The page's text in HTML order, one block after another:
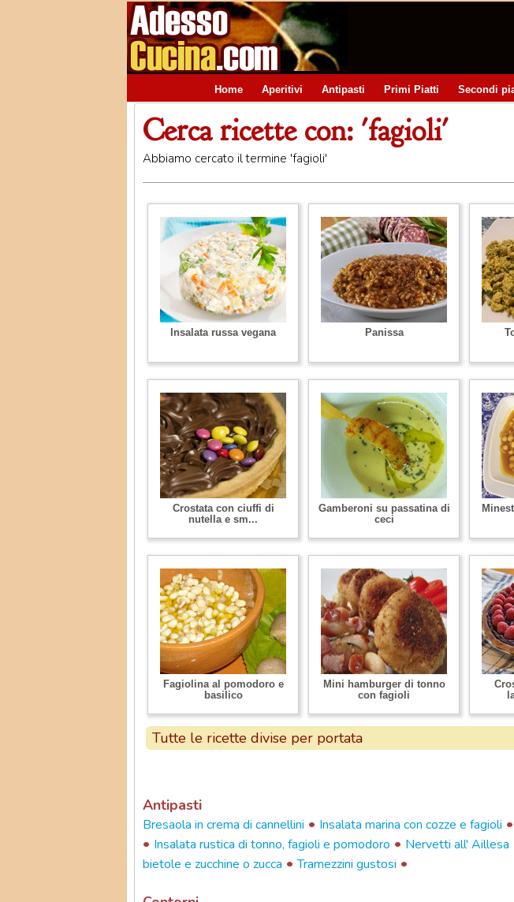
Home Aperitivi Antipasti Primi Piatti Secondi
Cerca ricette con: 'fagioli'
Abbiamo cercato il termine 'fagioli'
Insalata russa vegana Panissa
Crostata con ciuffi di
nutella e sm...
Gamberoni su passatina di
ceci
Fagiolina al pomodoro e
basilico
Mini hamburger di tonno
con fagioli
Tutte le ricette divise per portata
Antipasti
Bresaola in crema di cannellini • Insalata marina con cozze e fagioli •
• Insalata rustica di tonno, fagioli e pomodoro • Nervetti all' Aillesa
bietole e zucchine o zucca •Tramezzini gustosi •